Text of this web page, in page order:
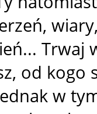
Trwaj
od kogo
w